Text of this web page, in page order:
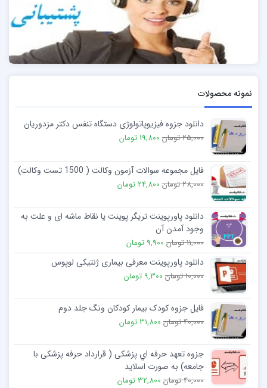
نمونه محصولات
دانلود جزوه فیزیوپاتولوژی دستگاه تنفس دکتر مزدوریان
25,000 تومان 19,800 تومان
فایل مجموعه سوالات آزمون وکالت ( 1500 تست وکالت)
28,000 تومان 24,800 تومان
دانلود پاورپوینت تریگر پوینت یا نقاط ماشه ای و علت به
وجود آمدن آن
11,000 تومان 9,900 تومان
دانلود پاورپوینت معرفی بیماری ژنتیکی لوپوس
10,000 تومان 9,300 تومان
فایل جزوه کودک بیمار کودکان ونگ جلد دوم
40,000 تومان 31,800 تومان
جزوه تعهد حرفه اي پزشکی ( قرارداد حرفه پزشکی با
جامعه) به صورت اسلاید
40,000 تومان 32,800 تومان